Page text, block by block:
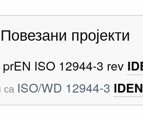
Повезани пројекти
prEN ISO 12944-3 rev
са ISO/WD 12944-3